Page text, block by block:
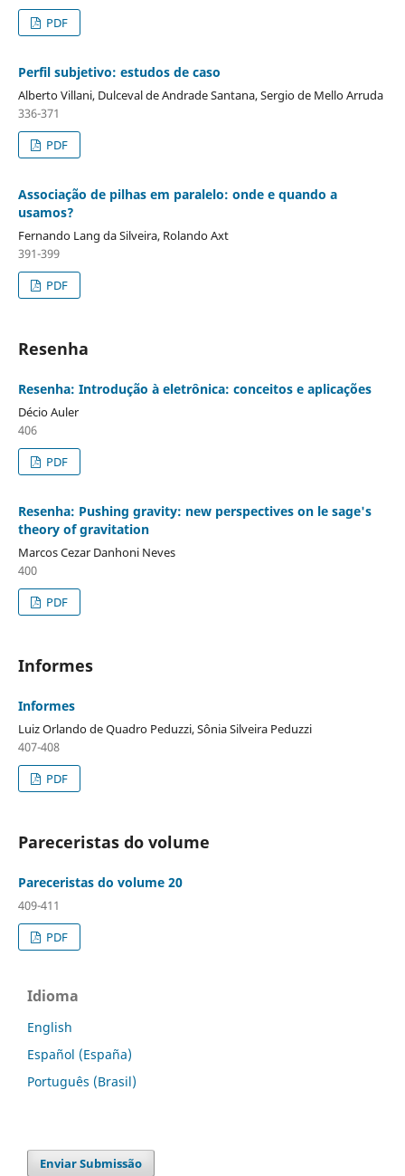
PDF
Perfil subjetivo: estudos de caso
Alberto Villani, Dulceval de Andrade Santana, Sergio de Mello Arruda
336-371
PDF
Associação de pilhas em paralelo: onde e quando a
usamos?
Fernando Lang da Silveira, Rolando Axt
391-399
PDF
Resenha
Resenha: Introdução à eletrônica: conceitos e aplicações
Décio Auler
406
PDF
Resenha: Pushing gravity: new perspectives on le sage's
theory of gravitation
Marcos Cezar Danhoni Neves
400
PDF
Informes
Informes
Luiz Orlando de Quadro Peduzzi, Sônia Silveira Peduzzi
407-408
PDF
Pareceristas do volume
Pareceristas do volume 20
409-411
PDF
Idioma
English
Español (España)
Português (Brasil)
Enviar Submissão